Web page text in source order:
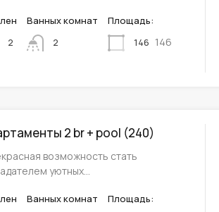
2
Ванных комнат
2
Площадь:
146 146
2 br + pool (240)
возможность стать
уютных…
Ванных комнат
Площадь: